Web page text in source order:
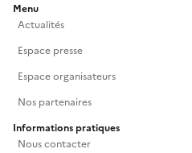
Menu
Actualités
Espace presse
Espace organisateurs
Nos partenaires
Informations pratiques
Nous contacter